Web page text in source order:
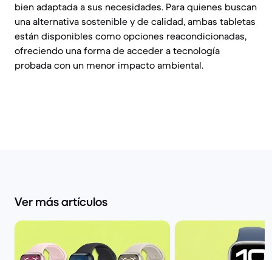
bien adaptada a sus necesidades. Para quienes buscan
una alternativa sostenible y de calidad, ambas tabletas
están disponibles como opciones reacondicionadas,
ofreciendo una forma de acceder a tecnología
probada con un menor impacto ambiental.
Ver más artículos